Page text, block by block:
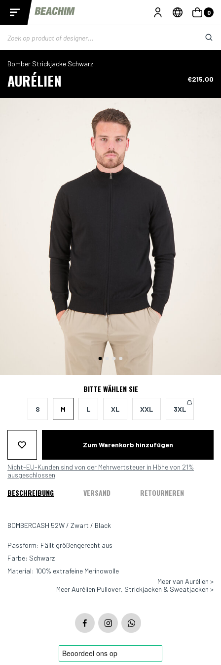
0
Bomber Strickjacke Schwarz
AURÉLIEN €215,00
BITTE WÄHLEN SIE
M L XL XXL 3XL
S
Zum Warenkorb hinzufügen
Nicht-EU-Kunden sind von der Mehrwertsteuer in Höhe von 21%
ausgeschlossen
BESCHREIBUNG VERSAND RETOURNEREN
BOMBERCASH 52W / Zwart / Black
Passform: Fällt größengerecht aus
Farbe: Schwarz
Material: 100% extrafeine Merinowolle
Meer van Aurélien >
Meer Aurélien Pullover, Strickjacken & Sweatjacken >